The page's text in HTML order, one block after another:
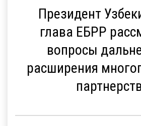
Президент
глава ЕБРР
вопросы
расширения